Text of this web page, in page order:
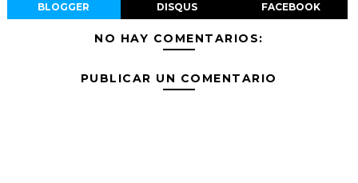
BLOGGER DISQUS FACEBOOK
NO HAY COMENTARIOS:
PUBLICAR UN COMENTARIO